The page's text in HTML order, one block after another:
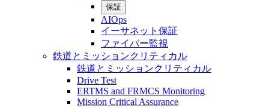
保証
AIOps
イーサネット保証
ファイバー監視
鉄道とミッションクリティカル
鉄道とミッションクリティカル
Drive Test
ERTMS and FRMCS Monitoring
Mission Critical Assurance